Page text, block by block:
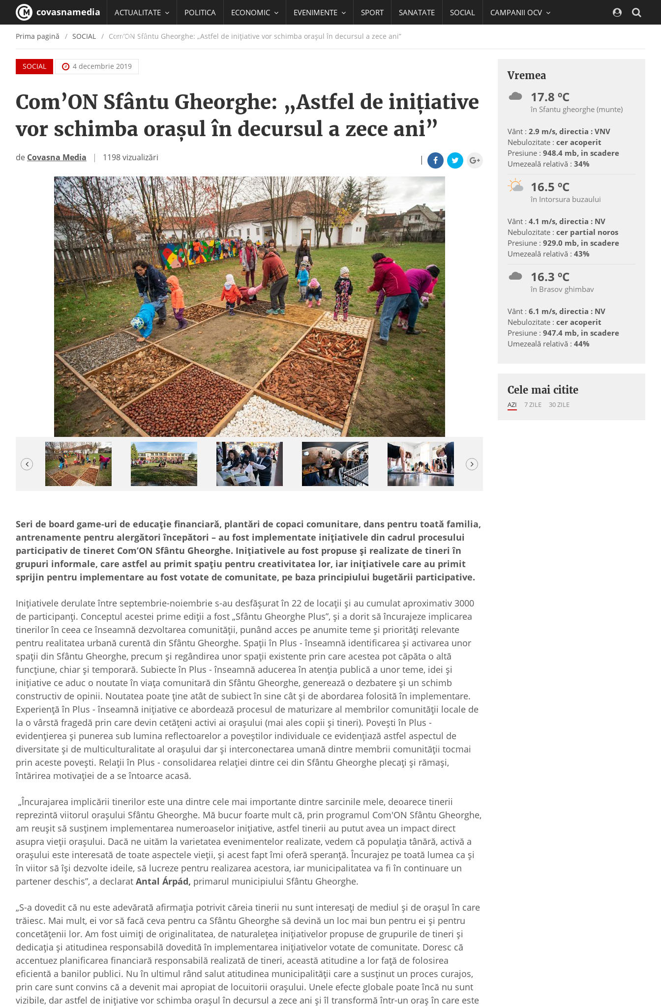
covasnamedia ACTUALITATE POLITICA ECONOMIC EVENIMENTE SPORT SANATATE SOCIAL CAMPANII OCV
EDUCATIE
Prima pagină SOCIAL Com’ON Sfântu Gheorghe: „Astfel de inițiative vor schimba orașul în decursul a zece ani”
SOCIAL 4 decembrie 2019
Com’ON Sfântu Gheorghe: „Astfel de inițiative
vor schimba orașul în decursul a zece ani”
|
de Covasna Media | 1198 vizualizări
Previous Next
Seri de board game-uri de educație financiară, plantări de copaci comunitare, dans pentru toată familia,
antrenamente pentru alergători începători – au fost implementate inițiativele din cadrul procesului
participativ de tineret Com’ON Sfântu Gheorghe. Inițiativele au fost propuse și realizate de tineri în
grupuri informale, care astfel au primit spațiu pentru creativitatea lor, iar inițiativele care au primit
sprijin pentru implementare au fost votate de comunitate, pe baza principiului bugetării participative.
Inițiativele derulate între septembrie-noiembrie s-au desfășurat în 22 de locații și au cumulat aproximativ 3000
de participanți. Conceptul acestei prime ediții a fost „Sfântu Gheorghe Plus”, şi a dorit să încurajeze implicarea
tinerilor în ceea ce înseamnă dezvoltarea comunității, punând acces pe anumite teme și priorități relevante
pentru realitatea urbană curentă din Sfântu Gheorghe. Spații în Plus - înseamnă identificarea și activarea unor
spații din Sfântu Gheorghe, precum și regândirea unor spații existente prin care acestea pot căpăta o altă
funcțiune, chiar și temporară. Subiecte în Plus - înseamnă aducerea în atenția publică a unor teme, idei și
inițiative ce aduc o noutate în viața comunitară din Sfântu Gheorghe, generează o dezbatere și un schimb
constructiv de opinii. Noutatea poate ține atât de subiect în sine cât și de abordarea folosită în implementare.
Experiență în Plus - înseamnă inițiative ce abordează procesul de maturizare al membrilor comunității locale de
la o vârstă fragedă prin care devin cetățeni activi ai orașului (mai ales copii și tineri). Povești în Plus -
evidențierea și punerea sub lumina reflectoarelor a poveștilor individuale ce evidențiază astfel aspectul de
diversitate și de multiculturalitate al orașului dar și interconectarea umană dintre membrii comunității tocmai
prin aceste povești. Relații în Plus - consolidarea relației dintre cei din Sfântu Gheorghe plecați și rămași,
întărirea motivației de a se întoarce acasă.
„Încurajarea implicării tinerilor este una dintre cele mai importante dintre sarcinile mele, deoarece tinerii
reprezintă viitorul orașului Sfântu Gheorghe. Mă bucur foarte mult că, prin programul Com'ON Sfântu Gheorghe,
am reușit să susținem implementarea numeroaselor inițiative, astfel tinerii au putut avea un impact direct
asupra vieții orașului. Dacă ne uităm la varietatea evenimentelor realizate, vedem că populația tânără, activă a
orașului este interesată de toate aspectele vieții, și acest fapt îmi oferă speranță. Încurajez pe toată lumea ca și
în viitor să își dezvolte ideile, să lucreze pentru realizarea acestora, iar municipalitatea va fi în continuare un
partener deschis”, a declarat Antal Árpád, primarul municipiului Sfântu Gheorghe.
„S-a dovedit că nu este adevărată afirmația potrivit căreia tinerii nu sunt interesați de mediul și de orașul în care
trăiesc. Mai mult, ei vor să facă ceva pentru ca Sfântu Gheorghe să devină un loc mai bun pentru ei și pentru
concetățenii lor. Am fost uimiți de originalitatea, de naturalețea inițiativelor propuse de grupurile de tineri și
dedicația și atitudinea responsabilă dovedită în implementarea inițiativelor votate de comunitate. Doresc că
accentuez planificarea financiară responsabilă realizată de tineri, această atitudine a lor față de folosirea
eficientă a banilor publici. Nu în ultimul rând salut atitudinea municipalității care a susținut un proces curajos,
prin care sunt convins că a devenit mai apropiat de locuitorii orașului. Unele efecte globale poate încă nu sunt
vizibile, dar astfel de inițiative vor schimba orașul în decursul a zece ani și îl transformă într-un oraș în care este
Vremea
17.8 ºC
în Sfantu gheorghe (munte)
Vânt : 2.9 m/s, directia : VNV
Nebulozitate : cer acoperit
Presiune : 948.4 mb, in scadere
Umezeală relativă : 34%
16.5 ºC
în Intorsura buzaului
Vânt : 4.1 m/s, directia : NV
Nebulozitate : cer partial noros
Presiune : 929.0 mb, in scadere
Umezeală relativă : 43%
16.3 ºC
în Brasov ghimbav
Vânt : 6.1 m/s, directia : NV
Nebulozitate : cer acoperit
Presiune : 947.4 mb, in scadere
Umezeală relativă : 44%
Cele mai citite
AZI 7 ZILE 30 ZILE